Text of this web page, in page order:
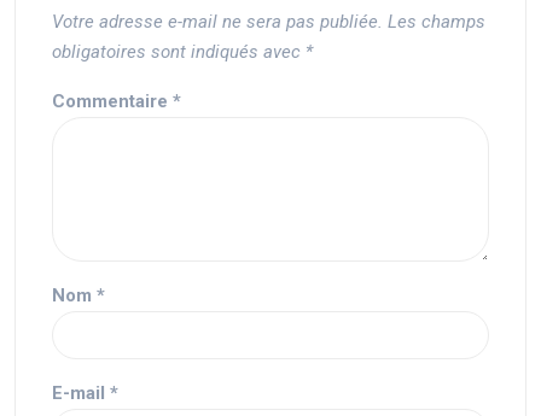
Votre adresse e-mail ne sera pas publiée. Les champs
obligatoires sont indiqués avec *
Commentaire *
Nom *
E-mail *